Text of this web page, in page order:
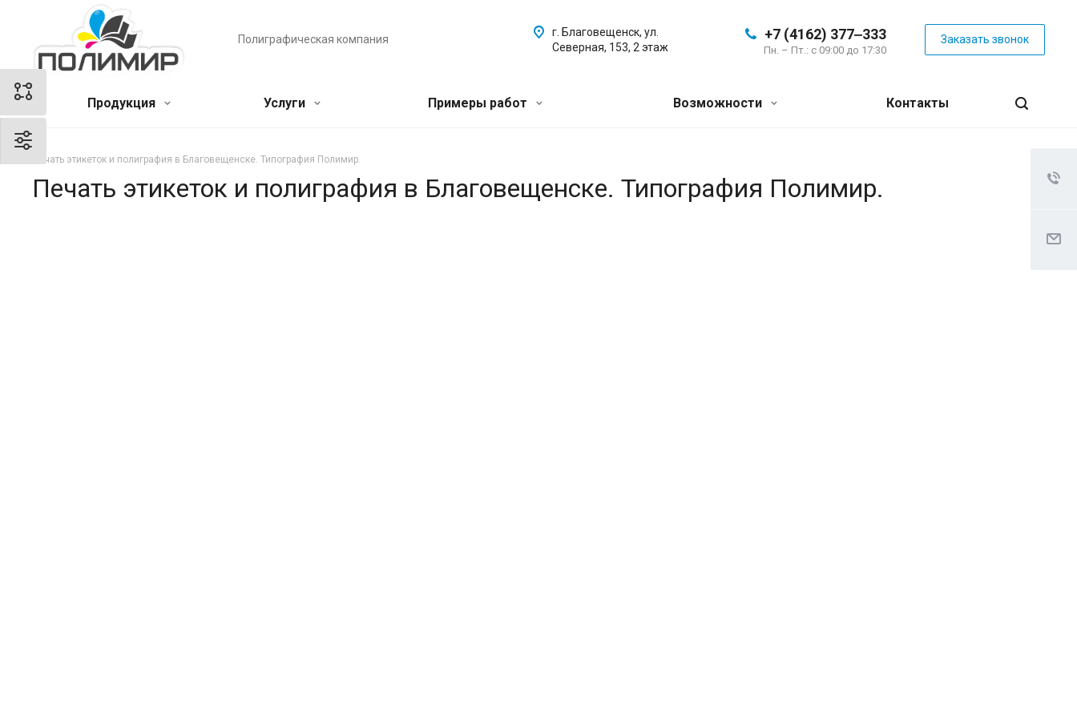
Полиграфическая компания +7 (4162) 377‒333
Пн. – Пт.: с 09:00 до 17:30
Заказать звонок
г. Благовещенск, ул.
Северная, 153, 2 этаж
Продукция Услуги Примеры работ Возможности Контакты
Печать этикеток и полиграфия в Благовещенске. Типография Полимир.
Печать этикеток и полиграфия в Благовещенске. Типография Полимир.